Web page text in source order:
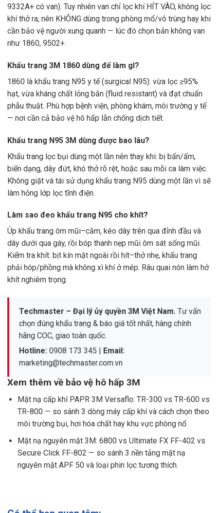
9332A+ có van). Tuy nhiên van chỉ lọc khí HÍT VÀO, không lọc
khí thở ra, nên KHÔNG dùng trong phòng mổ/vô trùng hay khi
cần bảo vệ người xung quanh — lúc đó chọn bản không van
như 1860, 9502+.
Khẩu trang 3M 1860 dùng để làm gì?
1860 là khẩu trang N95 y tế (surgical N95): vừa lọc ≥95%
hạt, vừa kháng chất lỏng bắn (fluid resistant) và đạt chuẩn
phẫu thuật. Phù hợp bệnh viện, phòng khám, môi trường y tế
— nơi cần cả bảo vệ hô hấp lẫn chống dịch tiết.
Khẩu trang N95 3M dùng được bao lâu?
Khẩu trang lọc bụi dùng một lần nên thay khi: bị bẩn/ẩm,
biến dạng, dây đứt, khó thở rõ rệt, hoặc sau mỗi ca làm việc.
Không giặt và tái sử dụng khẩu trang N95 dùng một lần vì sẽ
làm hỏng lớp lọc tĩnh điện.
Làm sao đeo khẩu trang N95 cho khít?
Úp khẩu trang ôm mũi–cằm, kéo dây trên qua đỉnh đầu và
dây dưới qua gáy, rồi bóp thanh nẹp mũi ôm sát sống mũi.
Kiểm tra khít: bịt kín mặt ngoài rồi hít–thở nhẹ, khẩu trang
phải hóp/phồng mà không xì khí ở mép. Râu quai nón làm hở
khít nghiêm trọng.
Techmaster – Đại lý ủy quyền 3M Việt Nam. Tư vấn
chọn đúng khẩu trang & báo giá tốt nhất, hàng chính
hãng COC, giao toàn quốc.
Hotline: 0908 173 345
Email:
marketing@techmaster.com.vn
Xem thêm về bảo vệ hô hấp 3M
Mặt nạ cấp khí PAPR 3M Versaflo: TR-300 vs TR-600 vs
TR-800— so sánh 3 dòng máy cấp khí và cách chọn theo
môi trường bụi, hơi hóa chất hay khu vực phòng nổ.
Mặt nạ nguyên mặt 3M: 6800 vs Ultimate FX FF-402 vs
Secure Click FF-802 — so sánh 3 nền tảng mặt nạ
nguyên mặt APF 50 và loại phin lọc tương thích.